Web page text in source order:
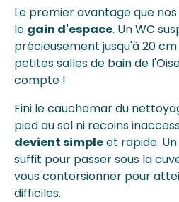
Le premier avantage que
le gain d'espace. Un WC
précieusement jusqu'à 20 cm
petites salles de bain de
compte !
Fini le cauchemar du
pied au sol ni recoins
devient simpleet rapide.
suffit pour passer sous la
vous contorsionner pour
difficiles.